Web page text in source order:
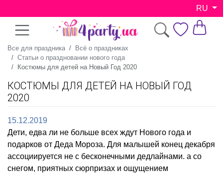
RU
Все для праздника
Всё о праздниках
Статьи о праздновании нового года
Костюмы для детей на Новый Год 2020
КОСТЮМЫ ДЛЯ ДЕТЕЙ НА НОВЫЙ ГОД
2020
15.12.2019
Дети, едва ли не больше всех ждут Нового года и
подарков от Деда Мороза. Для малышей конец декабря
ассоциируется не с бесконечными дедлайнами. а со
снегом, приятных сюрпризах и ощущением